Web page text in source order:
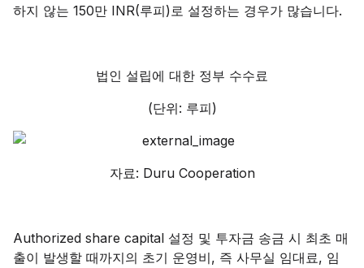
하지 않는 150만 INR(루피)로 설정하는 경우가 많습니다.
법인 설립에 대한 정부 수수료
(단위: 루피)
자료: Duru Cooperation
Authorized share capital 설정 및 투자금 송금 시 최초 매
출이 발생할 때까지의 초기 운영비, 즉 사무실 임대료, 임